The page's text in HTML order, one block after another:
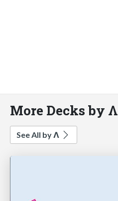
More Decks by Λ
See All by Λ